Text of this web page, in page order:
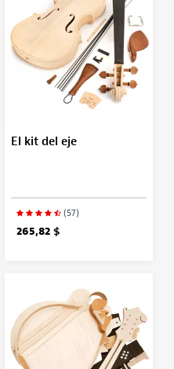
El kit del eje
(57)
265,82 $